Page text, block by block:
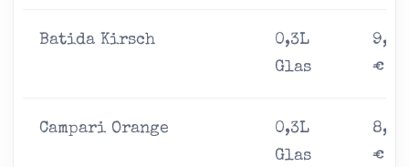
Batida Kirsch
0,3L
Glas
9,00
€
Campari Orange
0,3L
Glas
8,00
€